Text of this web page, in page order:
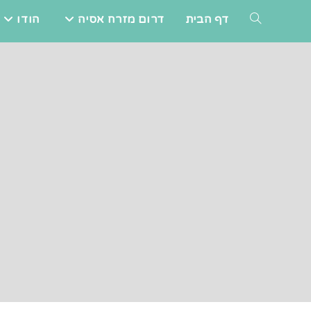
content
הודו דרום מזרח אסיה דף הביתTOGGLE